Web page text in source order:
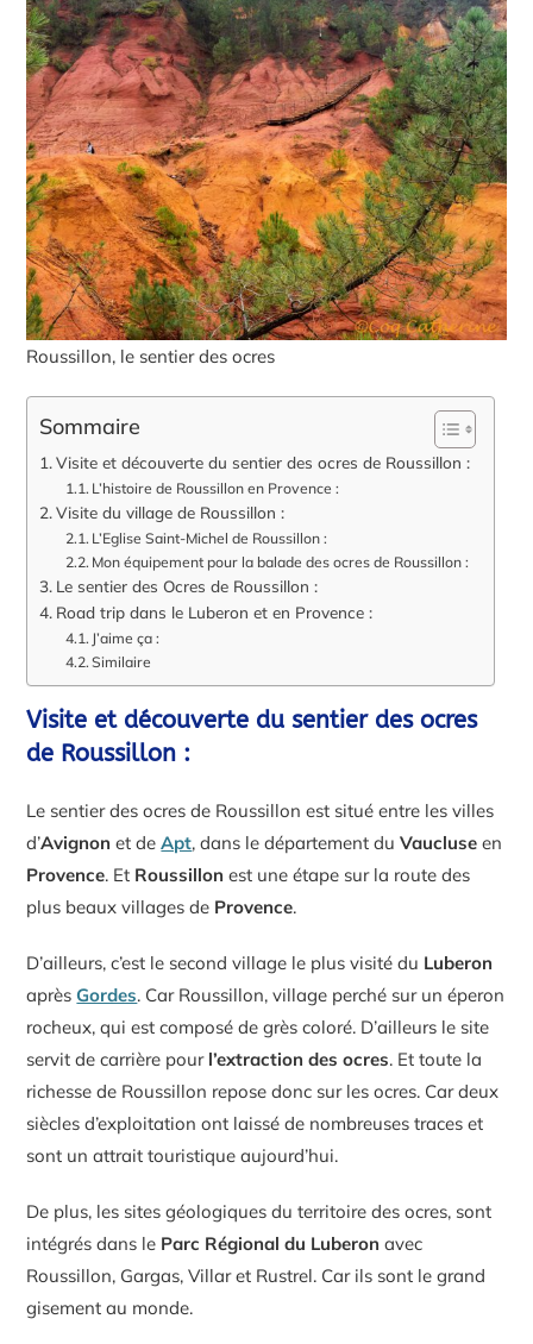
Roussillon, le sentier des ocres
Sommaire
Visite et découverte du sentier des ocres de Roussillon :
L’histoire de Roussillon en Provence :
Visite du village de Roussillon :
L’Eglise Saint-Michel de Roussillon :
Mon équipement pour la balade des ocres de Roussillon :
Le sentier des Ocres de Roussillon :
Road trip dans le Luberon et en Provence :
J’aime ça :
Similaire
Visite et découverte du sentier des ocres
de Roussillon :
Le sentier des ocres de Roussillon est situé entre les villes
d’Avignon et de Apt, dans le département duVaucluse en
Provence. Et Roussillon est une étape sur la route des
plus beaux villages de Provence.
D’ailleurs, c’est le second village le plus visité du Luberon
aprèsGordes. Car Roussillon, village perché sur un éperon
rocheux, qui est composé de grès coloré. D’ailleurs le site
servit de carrière pour l’extraction des ocres. Et toute la
richesse de Roussillon repose donc sur les ocres. Car deux
siècles d’exploitation ont laissé de nombreuses traces et
sont un attrait touristique aujourd’hui.
De plus, les sites géologiques du territoire des ocres, sont
intégrés dans le Parc Régional du Luberon avec
Roussillon, Gargas, Villar et Rustrel. Car ils sont le grand
gisement au monde.